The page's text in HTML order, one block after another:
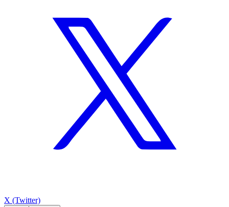
X (Twitter)